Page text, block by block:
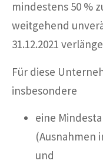
mindestens 50 %
weitgehend
31.12.2021
Für diese
insbesondere
eine
(Ausnahmen
und